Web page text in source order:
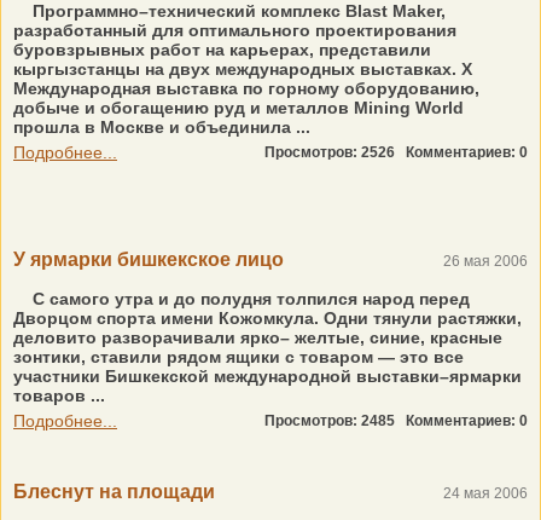
Программно–технический комплекс Blast Maker,
разработанный для оптимального проектирования
буровзрывных работ на карьерах, представили
кыргызстанцы на двух международных выставках. X
Международная выставка по горному оборудованию,
добыче и обогащению руд и металлов Mining World
прошла в Москве и объединила ...
Подробнее...
Просмотров: 2526 Комментариев: 0
У ярмарки бишкекское лицо 26 мая 2006
С самого утра и до полудня толпился народ перед
Дворцом спорта имени Кожомкула. Одни тянули растяжки,
деловито разворачивали ярко– желтые, синие, красные
зонтики, ставили рядом ящики с товаром — это все
участники Бишкекской международной выставки–ярмарки
товаров ...
Подробнее...
Просмотров: 2485 Комментариев: 0
Блеснут на площади 24 мая 2006